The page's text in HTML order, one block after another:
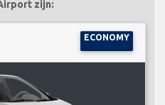
zijn:
ECONOMY